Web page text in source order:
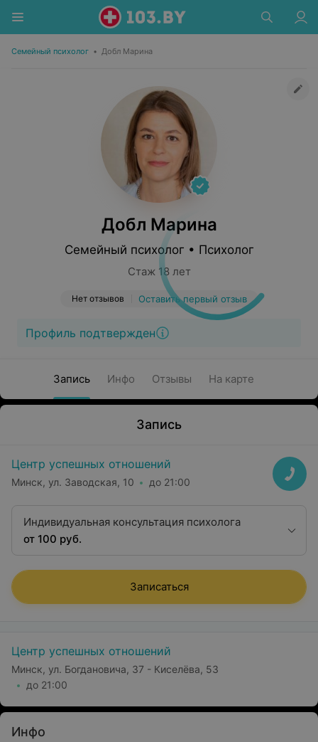
Семейный психолог • Добл Марина
Добл Марина
Семейный психолог • Психолог
Стаж 18 лет
Нет отзывов Оставить первый отзыв
Профиль подтвержден
Запись Инфо Отзывы На карте
Запись
Центр успешных отношений
Минск, ул. Заводская, 10 до 21:00
Индивидуальная консультация психолога
от 100 руб.
Записаться
Центр успешных отношений
Минск, ул. Богдановича, 37 - Киселёва, 53
до 21:00
Инфо